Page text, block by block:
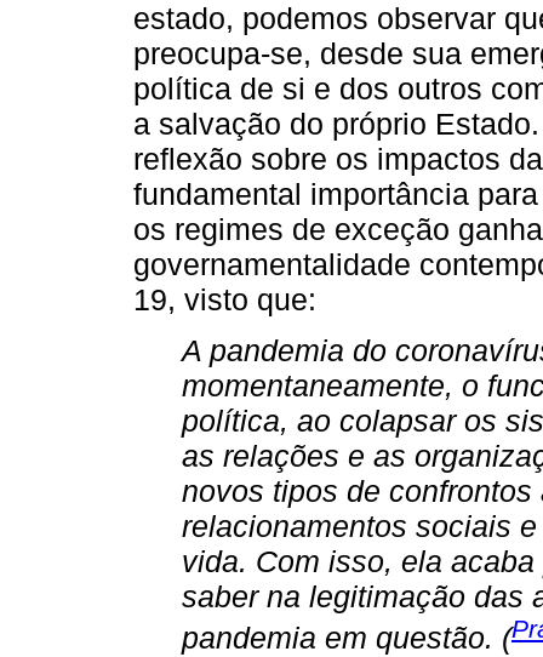
estado, podemos observar
preocupa-se, desde sua
política de si e dos outros
a salvação do próprio
reflexão sobre os impactos
fundamental importância
os regimes de exceção
governamentalidade
19, visto que:
A pandemia do
momentaneamente, o
política, ao colapsar os
as relações e as
novos tipos de
relacionamentos sociais
vida. Com isso, ela
saber na legitimação das
pandemia em questão. (